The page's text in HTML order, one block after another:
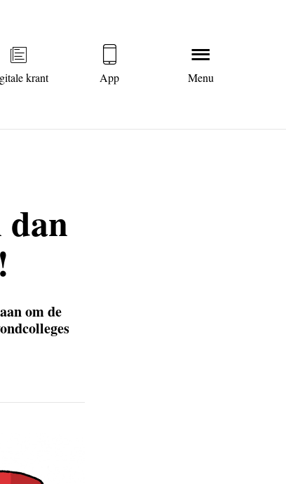
krant App Menu
om de